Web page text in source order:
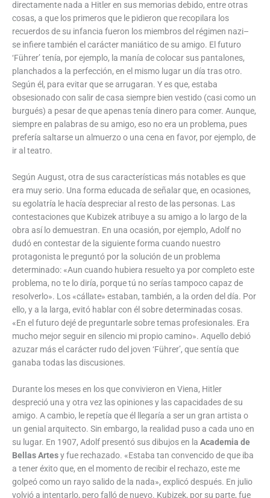
directamente nada a Hitler en sus memorias debido, entre otras
cosas, a que los primeros que le pidieron que recopilara los
recuerdos de su infancia fueron los miembros del régimen nazi–
se infiere también el carácter maniático de su amigo. El futuro
‘Führer’ tenía, por ejemplo, la manía de colocar sus pantalones,
planchados a la perfección, en el mismo lugar un día tras otro.
Según él, para evitar que se arrugaran. Y es que, estaba
obsesionado con salir de casa siempre bien vestido (casi como un
burgués) a pesar de que apenas tenía dinero para comer. Aunque,
siempre en palabras de su amigo, eso no era un problema, pues
prefería saltarse un almuerzo o una cena en favor, por ejemplo, de
ir al teatro.
Según August, otra de sus características más notables es que
era muy serio. Una forma educada de señalar que, en ocasiones,
su egolatría le hacía despreciar al resto de las personas. Las
contestaciones que Kubizek atribuye a su amigo a lo largo de la
obra así lo demuestran. En una ocasión, por ejemplo, Adolf no
dudó en contestar de la siguiente forma cuando nuestro
protagonista le preguntó por la solución de un problema
determinado: «Aun cuando hubiera resuelto ya por completo este
problema, no te lo diría, porque tú no serías tampoco capaz de
resolverlo». Los «cállate» estaban, también, a la orden del día. Por
ello, y a la larga, evitó hablar con él sobre determinadas cosas.
«En el futuro dejé de preguntarle sobre temas profesionales. Era
mucho mejor seguir en silencio mi propio camino». Aquello debió
azuzar más el carácter rudo del joven ‘Führer’, que sentía que
ganaba todas las discusiones.
Durante los meses en los que convivieron en Viena, Hitler
despreció una y otra vez las opiniones y las capacidades de su
amigo. A cambio, le repetía que él llegaría a ser un gran artista o
un genial arquitecto. Sin embargo, la realidad puso a cada uno en
su lugar. En 1907, Adolf presentó sus dibujos en la Academia de
Bellas Artesy fue rechazado. «Estaba tan convencido de que iba
a tener éxito que, en el momento de recibir el rechazo, este me
golpeó como un rayo salido de la nada», explicó después. En julio
volvió a intentarlo, pero falló de nuevo. Kubizek, por su parte, fue